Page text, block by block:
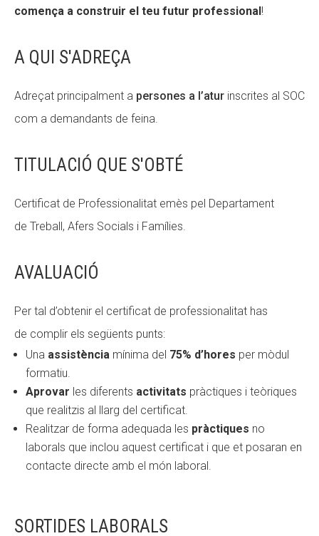
comença a construir el teu futur professional!
A QUI S'ADREÇA
Adreçat principalment a persones a l’atur inscrites al SOC
com a demandants de feina.
TITULACIÓ QUE S'OBTÉ
Certificat de Professionalitat emès pel Departament
de Treball, Afers Socials i Famílies.
AVALUACIÓ
Per tal d’obtenir el certificat de professionalitat has
de complir els següents punts:
Una assistència mínima del 75% d’hores per mòdul
formatiu.
Aprovar les diferents activitats pràctiques i teòriques
que realitzis al llarg del certificat.
Realitzar de forma adequada les pràctiques no
laborals que inclou aquest certificat i que et posaran en
contacte directe amb el món laboral.
SORTIDES LABORALS